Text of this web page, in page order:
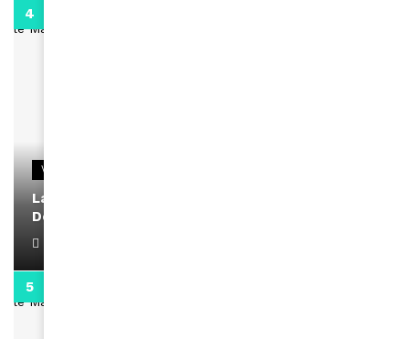
VIDEOS
La rubrique santé speciale coronavirus du
Docteur Makanda